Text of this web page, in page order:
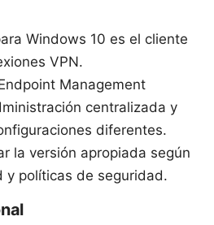
Windows 10 es el cliente
VPN.
Management
centralizada y
diferentes.
la versión apropiada según
y políticas de seguridad.